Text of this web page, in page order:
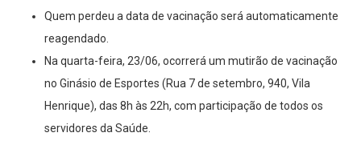
Quem perdeu a data de vacinação será automaticamente
reagendado.
Na quarta-feira, 23/06, ocorrerá um mutirão de vacinação
no Ginásio de Esportes (Rua 7 de setembro, 940, Vila
Henrique), das 8h às 22h, com participação de todos os
servidores da Saúde.